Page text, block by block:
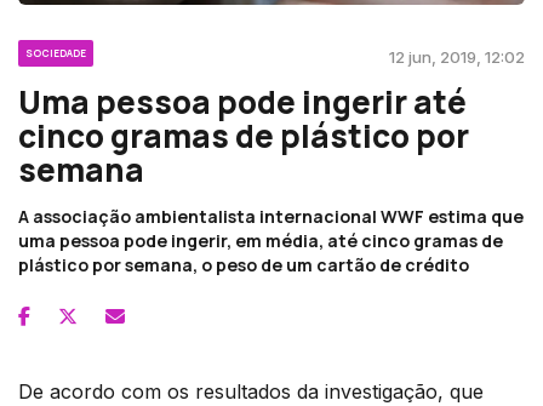
SOCIEDADE 12 jun, 2019, 12:02
Uma pessoa pode ingerir até
cinco gramas de plástico por
semana
A associação ambientalista internacional WWF estima que
uma pessoa pode ingerir, em média, até cinco gramas de
plástico por semana, o peso de um cartão de crédito
De acordo com os resultados da investigação, que